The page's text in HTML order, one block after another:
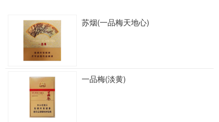
苏烟(一品梅天地心)
一品梅(淡黄)